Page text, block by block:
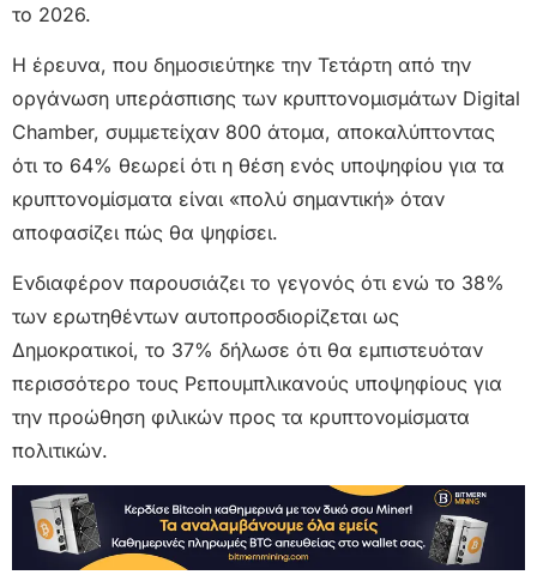
το 2026.
Η έρευνα, που δημοσιεύτηκε την Τετάρτη από την
οργάνωση υπεράσπισης των κρυπτονομισμάτων Digital
Chamber, συμμετείχαν 800 άτομα, αποκαλύπτοντας
ότι το 64% θεωρεί ότι η θέση ενός υποψηφίου για τα
κρυπτονομίσματα είναι «πολύ σημαντική» όταν
αποφασίζει πώς θα ψηφίσει.
Ενδιαφέρον παρουσιάζει το γεγονός ότι ενώ το 38%
των ερωτηθέντων αυτοπροσδιορίζεται ως
Δημοκρατικοί, το 37% δήλωσε ότι θα εμπιστευόταν
περισσότερο τους Ρεπουμπλικανούς υποψηφίους για
την προώθηση φιλικών προς τα κρυπτονομίσματα
πολιτικών.